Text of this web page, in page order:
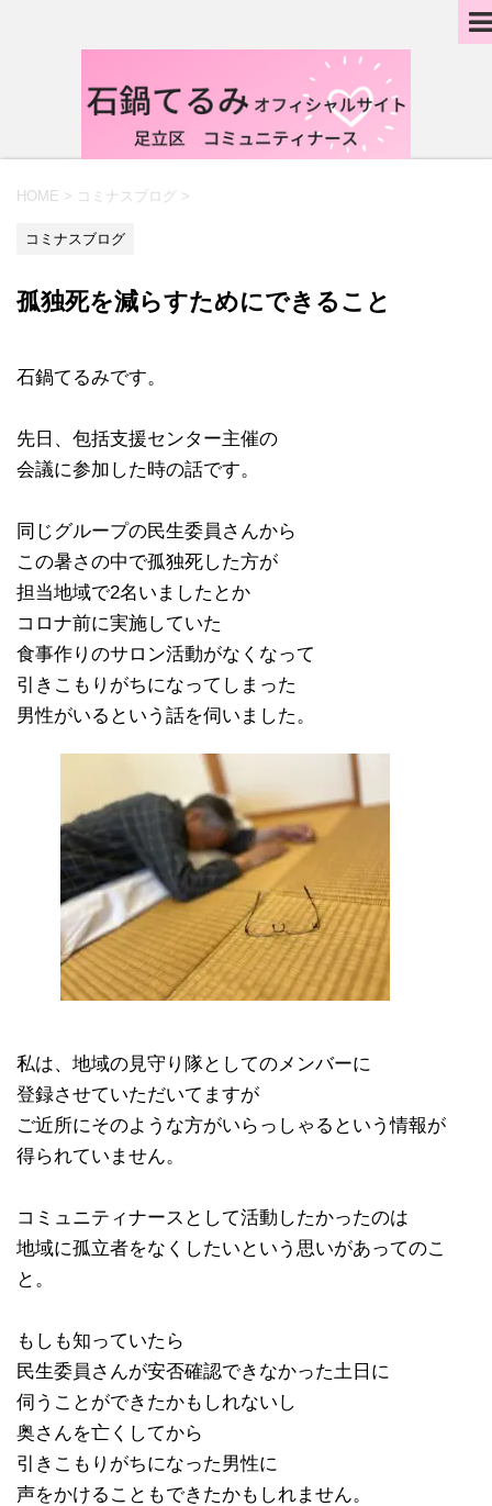
HOME > コミナスブログ >
コミナスブログ
孤独死を減らすためにできること
石鍋てるみです。
先日、包括支援センター主催の
会議に参加した時の話です。
同じグループの民生委員さんから
この暑さの中で孤独死した方が
担当地域で2名いましたとか
コロナ前に実施していた
食事作りのサロン活動がなくなって
引きこもりがちになってしまった
男性がいるという話を伺いました。
私は、地域の見守り隊としてのメンバーに
登録させていただいてますが
ご近所にそのような方がいらっしゃるという情報が
得られていません。
コミュニティナースとして活動したかったのは
地域に孤立者をなくしたいという思いがあってのこ
と。
もしも知っていたら
民生委員さんが安否確認できなかった土日に
伺うことができたかもしれないし
奥さんを亡くしてから
引きこもりがちになった男性に
声をかけることもできたかもしれません。